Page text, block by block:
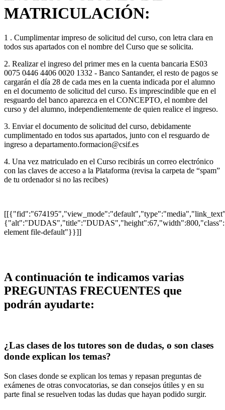
MATRICULACIÓN:
1 . Cumplimentar impreso de solicitud del curso, con letra clara en
todos sus apartados con el nombre del Curso que se solicita.
2. Realizar el ingreso del primer mes en la cuenta bancaria ES03
0075 0446 4406 0020 1332 - Banco Santander, el resto de pagos se
cargarán el día 28 de cada mes en la cuenta indicada por el alumno
en el documento de solicitud del curso. Es imprescindible que en el
resguardo del banco aparezca en el CONCEPTO, el nombre del
curso y del alumno, independientemente de quien realice el ingreso.
3. Enviar el documento de solicitud del curso, debidamente
cumplimentado en todos sus apartados, junto con el resguardo de
ingreso a departamento.formacion@csif.es
4. Una vez matriculado en el Curso recibirás un correo electrónico
con las claves de acceso a la Plataforma (revisa la carpeta de “spam”
de tu ordenador si no las recibes)
element file-default"}}]]
A continuación te indicamos varias
PREGUNTAS FRECUENTES que
podrán ayudarte:
¿Las clases de los tutores son de dudas, o son clases
donde explican los temas?
Son clases donde se explican los temas y repasan preguntas de
exámenes de otras convocatorias, se dan consejos útiles y en su
parte final se resuelven todas las dudas que hayan podido surgir.